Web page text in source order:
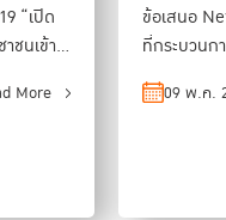
“เปิด
ชนเข้า
More
ข้อเสนอ
ที่กระบวนก
เข้ามาจำคุก
09 พ.ค.